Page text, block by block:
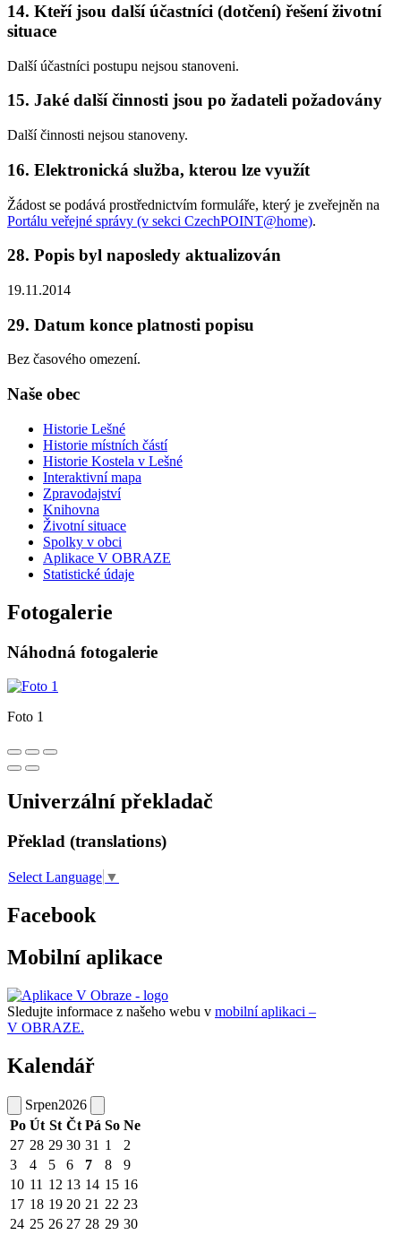
14. Kteří jsou další účastníci (dotčení) řešení životní
situace
Další účastníci postupu nejsou stanoveni.
15. Jaké další činnosti jsou po žadateli požadovány
Další činnosti nejsou stanoveny.
16. Elektronická služba, kterou lze využít
Žádost se podává prostřednictvím formuláře, který je zveřejněn na
Portálu veřejné správy (v sekci CzechPOINT@home).
28. Popis byl naposledy aktualizován
19.11.2014
29. Datum konce platnosti popisu
Bez časového omezení.
Naše obec
Historie Lešné
Historie místních částí
Historie Kostela v Lešné
Interaktivní mapa
Zpravodajství
Knihovna
Životní situace
Spolky v obci
Aplikace V OBRAZE
Statistické údaje
Fotogalerie
Náhodná fotogalerie
Foto 1
Univerzální překladač
Překlad (translations)
Select Language ▼
Facebook
Mobilní aplikace
Sledujte informace z našeho webu v mobilní aplikaci –
V OBRAZE.
Kalendář
Srpen2026
Po Út St Čt Pá So Ne
27 28 29 30 31 1
2
3
4 5 6 7 8
9
10 11 12 13 14 15 16
17 18 19 20 21 22 23
24 25 26 27 28 29 30